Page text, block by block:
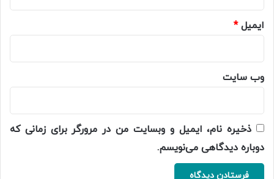
ایمیل*
وب‌ سایت
ذخیره نام، ایمیل و وبسایت من در مرورگر برای زمانی که
دوباره دیدگاهی می‌نویسم.